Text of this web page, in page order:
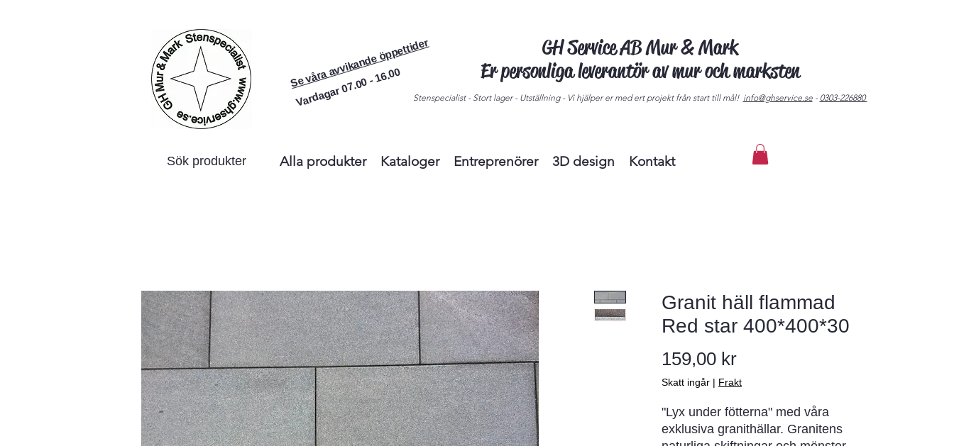
Se våra avvikande öppettider
Vardagar 07.00 - 16.00
GH Service AB Mur & Mark
Er personliga leverantör av mur och marksten
Stenspecialist - Stort lager - Utställning - Vi hjälper er med ert projekt från start till mål! info@ghservice.se- 0303-226880
Alla produkter Kataloger Entreprenörer 3D design Kontakt
Sök produkter
Granit häll flammad
Red star 400*400*30
159,00 krPris
Skatt ingår | Frakt
"Lyx under fötterna" med våra
exklusiva granithällar. Granitens